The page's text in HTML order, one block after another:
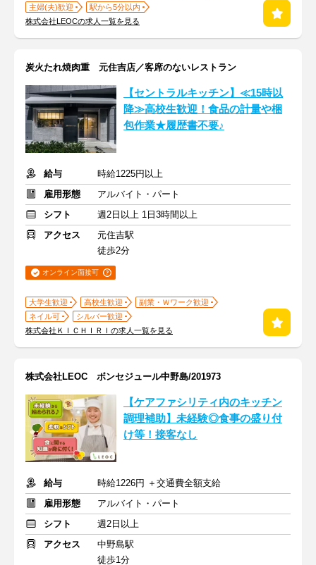
主婦(夫)歓迎
駅から5分以内
株式会社LEOCの求人一覧を見る
炭火たれ焼肉重 元住吉店／客席のないレストラン
【セントラルキッチン】≪15時以
降≫高校生歓迎！食品の計量や梱
包作業★履歴書不要♪
給与
時給1225円以上
雇用形態
アルバイト・パート
シフト
週2日以上 1日3時間以上
アクセス
元住吉駅
徒歩2分
オンライン面接可
大学生歓迎 高校生歓迎
副業・Ｗワーク歓迎
ネイル可
シルバー歓迎
株式会社ＫＩＣＨＩＲＩの求人一覧を見る
株式会社LEOC ボンセジュール中野島/201973
【ケアファシリティ内のキッチン
調理補助】未経験◎食事の盛り付
け等！接客なし
給与
時給1226円 ＋交通費全額支給
雇用形態
アルバイト・パート
シフト
週2日以上
アクセス
中野島駅
徒歩1分